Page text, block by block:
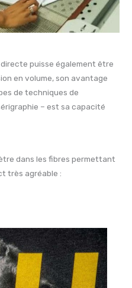
directe puisse également être
en volume, son avantage
de techniques de
– est sa capacité
dans les fibres permettant
très agréable :